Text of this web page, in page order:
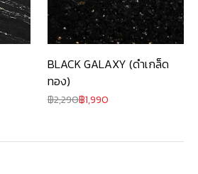
BLACK GALAXY (ดำเกล็ด
ทอง)
2,290 1,990